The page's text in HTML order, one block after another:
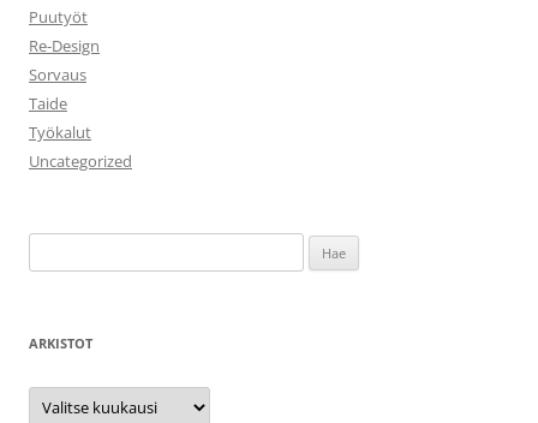
Puutyöt
Re-Design
Sorvaus
Taide
Työkalut
Uncategorized
ARKISTOT
Arkistot